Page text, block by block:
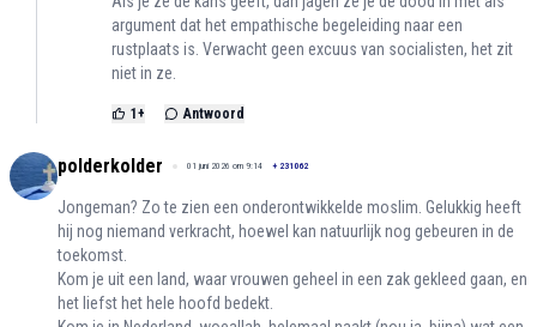
argument dat het empathische begeleiding naar een
rustplaats is. Verwacht geen excuus van socialisten, het zit
niet in ze.
1 + Antwoord
polderkolder 01 juni 2026 om 9:14 + 231062
Jongeman? Zo te zien een onderontwikkelde moslim. Gelukkig heeft
hij nog niemand verkracht, hoewel kan natuurlijk nog gebeuren in de
toekomst.
Kom je uit een land, waar vrouwen geheel in een zak gekleed gaan, en
het liefst het hele hoofd bedekt.